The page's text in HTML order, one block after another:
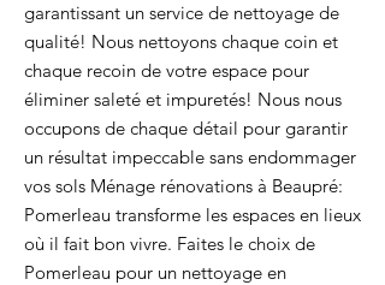
garantissant un service de nettoyage de
qualité! Nous nettoyons chaque coin et
chaque recoin de votre espace pour
éliminer saleté et impuretés! Nous nous
occupons de chaque détail pour garantir
un résultat impeccable sans endommager
vos sols Ménage rénovations à Beaupré:
Pomerleau transforme les espaces en lieux
où il fait bon vivre. Faites le choix de
Pomerleau pour un nettoyage en